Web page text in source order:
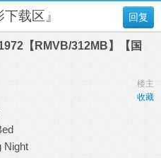
回复
下载区』
【RMVB/312MB】【国
楼主
收藏